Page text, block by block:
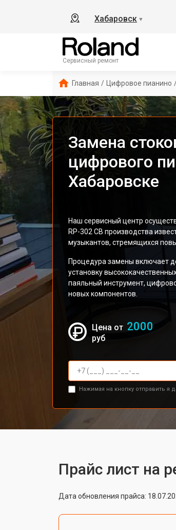
Хабаровск ▼
Сервисный ремонт
Главная / Цифровое пианино
Замена
цифрового
Хабаровске
Наш сервисный центр
RP-302 CB производства
музыкантов, стремящихся
Процедура замены включает
установку
паяльный инструмент,
новых компонентов.
Цена от 2000
руб
Нажимая на кнопку отправить я
Прайс лист на
Дата обновления прайса: